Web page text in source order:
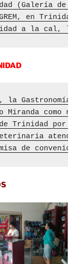
(Galería de
en
a la cal, la
la
Miranda como
Trinidad por
de convenios